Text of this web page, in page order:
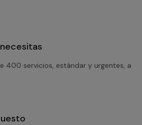
400 servicios, estándar y urgentes, a